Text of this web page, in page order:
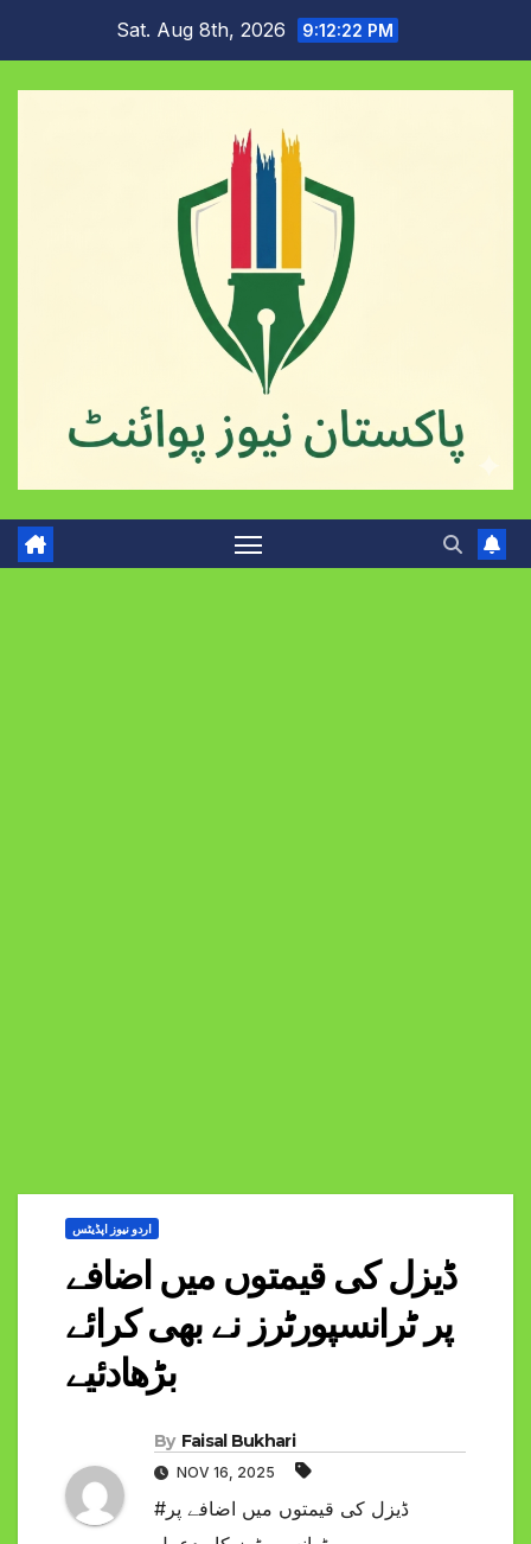
content
Sat. Aug 8th, 2026 9:12:23 PM
اردو نیوز اپڈیٹس
ڈیزل کی قیمتوں میں اضافے
پر ٹرانسپورٹرز نے بھی کرائے
بڑھادئیے
By Faisal Bukhari
NOV 16, 2025
#ڈیزل کی قیمتوں میں اضافے پر